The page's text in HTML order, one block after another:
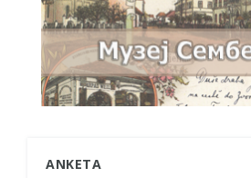
ANKETA